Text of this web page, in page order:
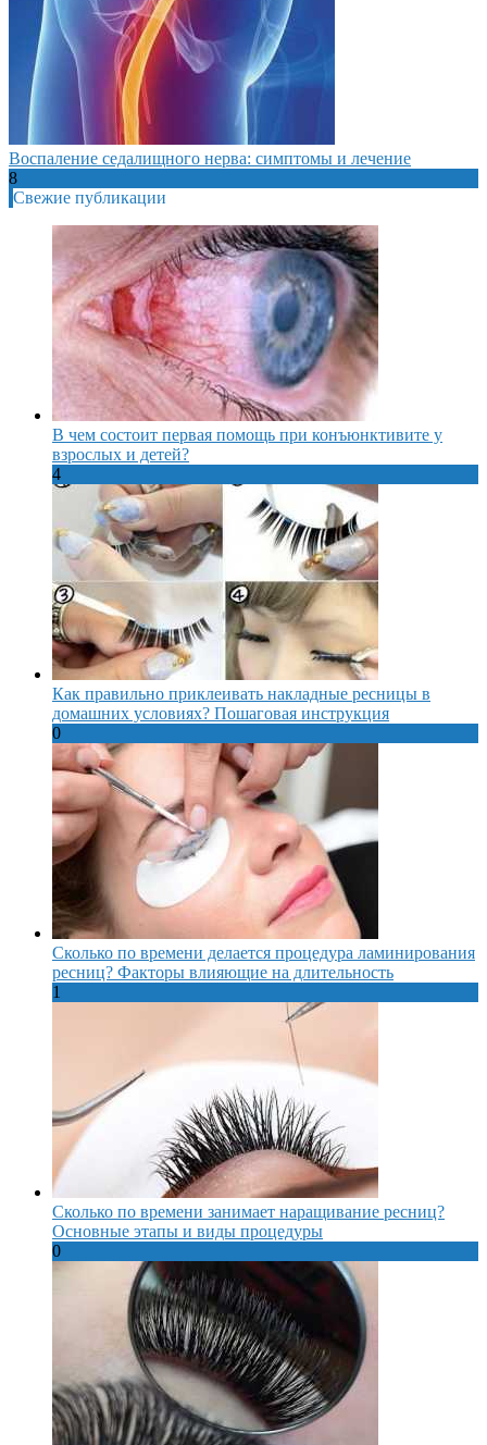
Воспаление седалищного нерва: симптомы и лечение
8
Свежие публикации
В чем состоит первая помощь при конъюнктивите у
взрослых и детей?
4
Как правильно приклеивать накладные ресницы в
домашних условиях? Пошаговая инструкция
0
Сколько по времени делается процедура ламинирования
ресниц? Факторы влияющие на длительность
1
Сколько по времени занимает наращивание ресниц?
Основные этапы и виды процедуры
0